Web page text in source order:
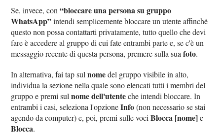
Se, invece, con“bloccare una persona su gruppo
WhatsApp”intendi semplicemente bloccare un utente affinché
questo non possa contattarti privatamente, tutto quello che devi
fare è accedere al gruppo di cui fate entrambi parte e, se c'è un
messaggio recente di questa persona, premere sulla suafoto.
In alternativa, fai tap sulnomedel gruppo visibile in alto,
individua la sezione nella quale sono elencati tutti i membri del
gruppo e premi sulnome dell'utenteche intendi bloccare. In
entrambi i casi, seleziona l'opzioneInfo(non necessario se stai
agendo da computer) e, poi, premi sulle vociBlocca [nome]e
Blocca.